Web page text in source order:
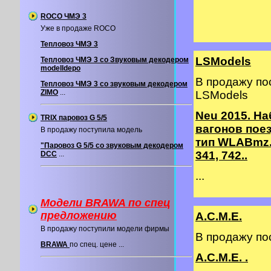
ROCO ЧМЭ 3
Уже в продаже ROCO
Тепловоз ЧМЭ 3
Тепловоз ЧМЭ 3 со Звуковым декодером
modelldepo
Тепловоз ЧМЭ 3 со звуковым декодером
ZIMO ...
TRIX паровоз G 5/5
В продажу поступила модель
"Паровоз G 5/5 со звуковым декодером
DCC ...
Модели BRAWA по спец
предложению
В продажу поступили модели фирмы
BRAWA по спец. цене ...
LSModels
В продажу
LSModels
Neu 2015.
вагонов
тип
341, 742..
...
A.C.M.E.
В продажу
A.C.M.E. .